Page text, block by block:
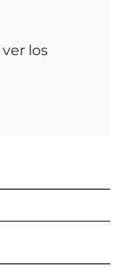
los